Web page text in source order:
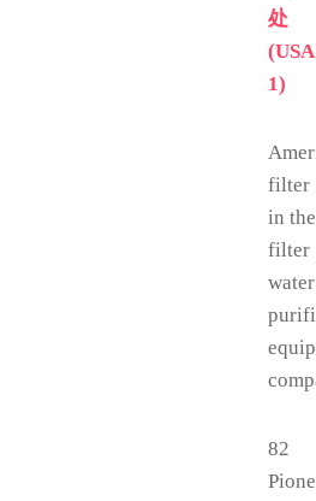
处
(USA
1)
filter
in the
filter
water
82